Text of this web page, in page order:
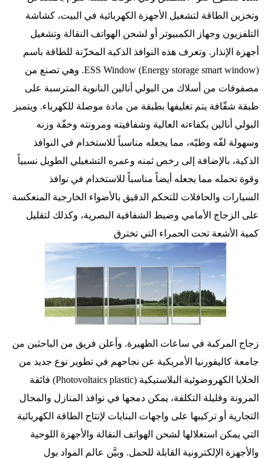
وتخزين الطاقة لتشغيل الأجهزة الكهربائية في البيت، كشاشة
التلفزيون وجهاز الكمبيوتر أو لشحن الهواتف النقالة وتشغيل
أجهزة الإنذار. وتعرف هذه النوافذ الذكية المخزّنة للطاقة باسم
(ESS Window (Energy storage smart window. وهي تصنع من
مصفوفات من أسلاك من البولي أنالين النانوية المترسبة على
طبقة شفّافة يتم تغليفها بطبقة من مادة موصلة للكهرباء. ويتميز
البولي أنالين بكفاءته العالية وشفافيته ومرونته وخفّة وزنه
وسهولة لفّه وطيّه، مما يجعله مناسباً للاستخدام في النوافذ
الذكية، بالإضافة إلى رخص ثمنه وعمره التشغيلي الطويل نسبياً
وقوة تحمله مما يجعله أيضاً مناسباً للاستخدام في نوافذ
السيارات والحافلات للتحكم الدقيق بالأضواء الخارجية المنعكسة
على الزجاج الأمامي وضبط الشفافية البصرية، وكذلك لتقليل
كمية الأشعة تحت الحمراء التي تخترق
زجاج المركبة في ساعات الظهيرة. وأعلن فريق من الباحثين من
جامعة كاليفورنيا الأمريكية عن نجاحهم في تطوير نوع جديد من
الخلايا الكهروضوئية البلاستيكية (Photovoltaics plastic) فائقة
المرونة وقليلة التكلفة، يمكن دمجها في نوافذ المنازل والمحال
التجارية أو تركيبها على واجهات البنايات لإنتاج الطاقة الكهربائية
التي يمكن استغلالها لشحن الهواتف النقالة والأجهزة اللوحية
والأجهزة الإلكترونية القابلة للحمل. وبيَّن عالم المواد بول